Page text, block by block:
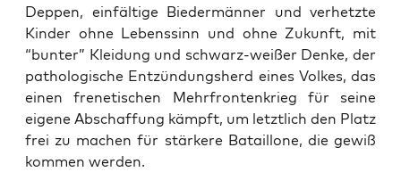
Dep­pen, ein­fäl­ti­ge Bie­der­män­ner und ver­hetz­te
Kin­der ohne Lebens­sinn und ohne Zukunft, mit
“bun­ter” Klei­dung und schwarz-wei­ßer Den­ke, der
patho­lo­gi­sche Ent­zün­dungs­herd eines Vol­kes, das
einen fre­ne­ti­schen Mehr­fron­ten­krieg für sei­ne
eige­ne Abschaf­fung kämpft, um letzt­lich den Platz
frei zu machen für stär­ke­re Batail­lo­ne, die gewiß
kom­men werden.